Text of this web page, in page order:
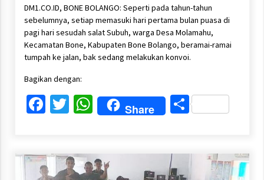
DM1.CO.ID, BONE BOLANGO: Seperti pada tahun-tahun
sebelumnya, setiap memasuki hari pertama bulan puasa di
pagi hari sesudah salat Subuh, warga Desa Molamahu,
Kecamatan Bone, Kabupaten Bone Bolango, beramai-ramai
tumpah ke jalan, bak sedang melakukan konvoi.
Bagikan dengan:
Facebook
Twitter
WhatsApp
Share Share